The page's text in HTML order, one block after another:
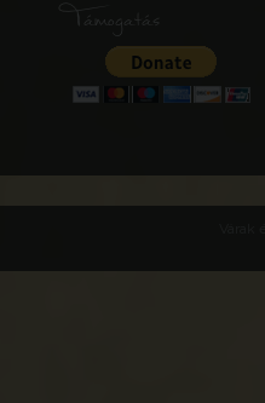
Támogatás